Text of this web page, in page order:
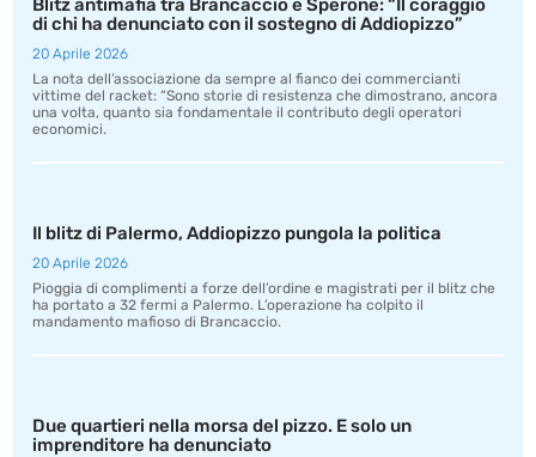
Blitz antimafia tra Brancaccio e Sperone: “Il coraggio
di chi ha denunciato con il sostegno di Addiopizzo”
20 Aprile 2026
La nota dell’associazione da sempre al fianco dei commercianti
vittime del racket: “Sono storie di resistenza che dimostrano, ancora
una volta, quanto sia fondamentale il contributo degli operatori
economici.
Il blitz di Palermo, Addiopizzo pungola la politica
20 Aprile 2026
Pioggia di complimenti a forze dell’ordine e magistrati per il blitz che
ha portato a 32 fermi a Palermo. L’operazione ha colpito il
mandamento mafioso di Brancaccio.
Due quartieri nella morsa del pizzo. E solo un
imprenditore ha denunciato